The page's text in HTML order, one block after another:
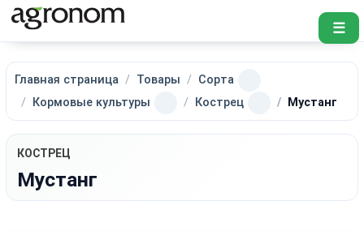
☰
Главная страница Товары
Сорта
Кормовые культуры
Кострец Мустанг
КОСТРЕЦ
Мустанг